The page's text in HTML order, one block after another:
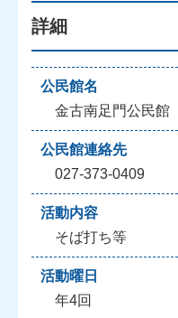
詳細
公民館名
金古南足門公民館
公民館連絡先
027-373-0409
活動内容
そば打ち等
活動曜日
年4回